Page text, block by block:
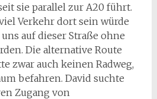
sie parallel zur A20 führt.
Verkehr dort sein würde
auf dieser Straße ohne
Die alternative Route
zwar auch keinen Radweg,
befahren. David suchte
Zugang von